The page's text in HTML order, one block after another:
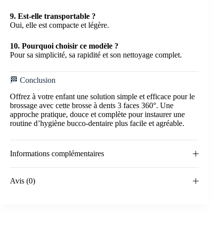
9. Est-elle transportable ?
Oui, elle est compacte et légère.
10. Pourquoi choisir ce modèle ?
Pour sa simplicité, sa rapidité et son nettoyage complet.
🏁 Conclusion
Offrez à votre enfant une solution simple et efficace pour le
brossage avec cette brosse à dents 3 faces 360°. Une
approche pratique, douce et complète pour instaurer une
routine d’hygiène bucco-dentaire plus facile et agréable.
Informations complémentaires
Avis (0)